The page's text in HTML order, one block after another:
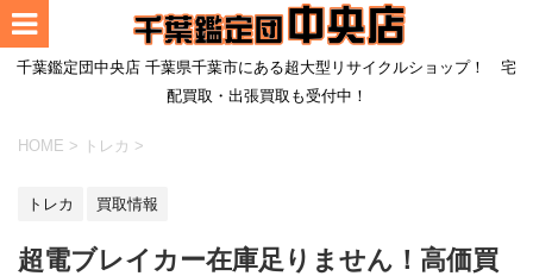
千葉鑑定団中央店 千葉県千葉市にある超大型リサイクルショップ！ 宅
配買取・出張買取も受付中！
HOME > トレカ >
トレカ 買取情報
超電ブレイカー在庫足りません！高価買